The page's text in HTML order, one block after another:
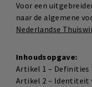
Voor een
naar de algemene
Nederlandse
Inhoudsopgave:
Artikel 1 – Definities
Artikel 2 – Identiteit